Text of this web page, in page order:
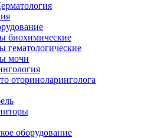
биохимические
гематологические
мочи
оториноларинголога
оборудование